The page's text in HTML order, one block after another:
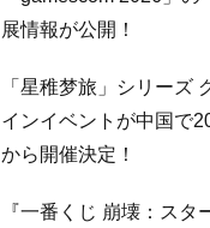
展情報が公開！
「星稚梦旅」シリーズ
インイベントが中国で
から開催決定！
『一番くじ 崩壊：スタ